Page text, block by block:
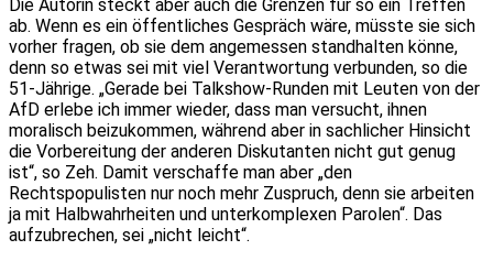
Die Autorin steckt aber auch die Grenzen für so ein Treffen
ab. Wenn es ein öffentliches Gespräch wäre, müsste sie sich
vorher fragen, ob sie dem angemessen standhalten könne,
denn so etwas sei mit viel Verantwortung verbunden, so die
51-Jährige. „Gerade bei Talkshow-Runden mit Leuten von der
AfD erlebe ich immer wieder, dass man versucht, ihnen
moralisch beizukommen, während aber in sachlicher Hinsicht
die Vorbereitung der anderen Diskutanten nicht gut genug
ist“, so Zeh. Damit verschaffe man aber „den
Rechtspopulisten nur noch mehr Zuspruch, denn sie arbeiten
ja mit Halbwahrheiten und unterkomplexen Parolen“. Das
aufzubrechen, sei „nicht leicht“.